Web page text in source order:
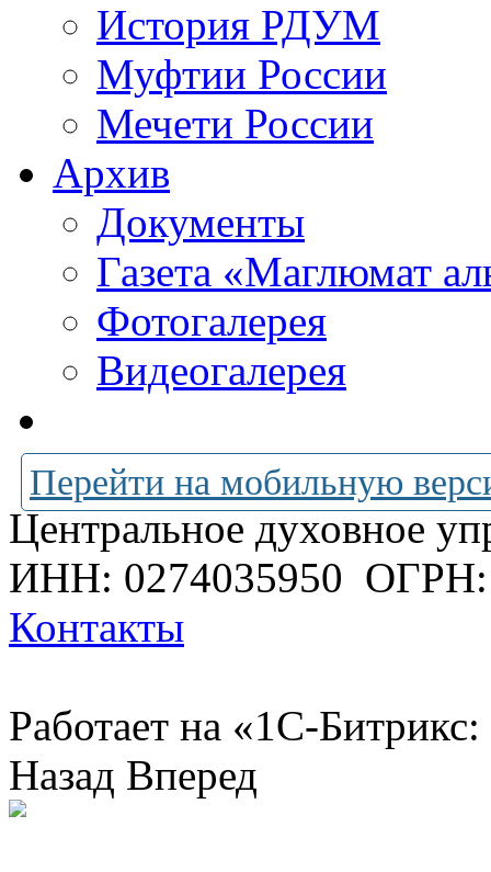
История РДУМ
Муфтии России
Мечети России
Архив
Документы
Газета «Маглюмат
Фотогалерея
Видеогалерея
Перейти на мобильную
Центральное духовное
ИНН: 0274035950 ОГРН:
Контакты
Работает на «1С-
Назад Вперед